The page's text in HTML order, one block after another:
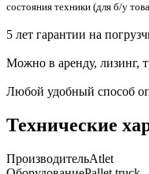
состояния техники (для б/у
5 лет гарантии на
Можно в аренду, лизинг,
Любой удобный способ
Технические
ПроизводительAtlet